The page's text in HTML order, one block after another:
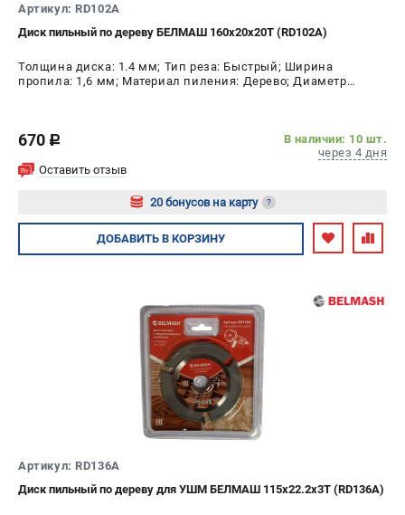
Артикул: RD102A
Диск пильный по дереву БЕЛМАШ 160х20х20Т (RD102A)
Толщина диска: 1.4 мм; Тип реза: Быстрый; Ширина
пропила: 1,6 мм; Материал пиления: Дерево; Диаметр
670 c
В наличии: 10 шт.
через 4 дня
Оставить отзыв
20 бонусов на карту ?
Авторизуйтесь
ДОБАВИТЬ В КОРЗИНУ
Артикул: RD136A
Диск пильный по дереву для УШМ БЕЛМАШ 115x22.2x3T (RD136A)